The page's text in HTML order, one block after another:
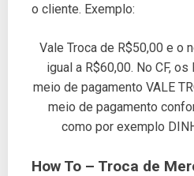
o cliente. Exemplo:
Vale Troca de R$50,00 e o
igual a R$60,00. No CF,
meio de pagamento VALE
meio de pagamento
como por exemplo
How To – Troca de